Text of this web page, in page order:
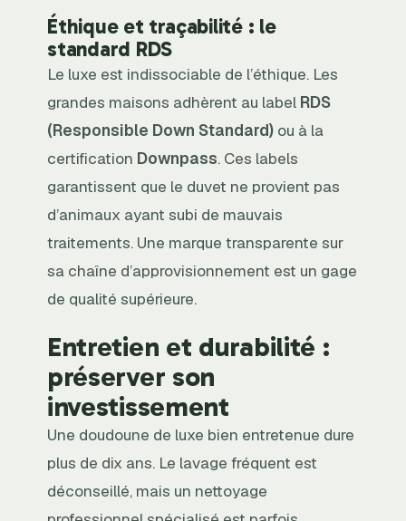
Éthique et traçabilité : le
standard RDS
Le luxe est indissociable de l’éthique. Les
grandes maisons adhèrent au label RDS
(Responsible Down Standard) ou à la
certification Downpass. Ces labels
garantissent que le duvet ne provient pas
d’animaux ayant subi de mauvais
traitements. Une marque transparente sur
sa chaîne d’approvisionnement est un gage
de qualité supérieure.
Entretien et durabilité :
préserver son
investissement
Une doudoune de luxe bien entretenue dure
plus de dix ans. Le lavage fréquent est
déconseillé, mais un nettoyage